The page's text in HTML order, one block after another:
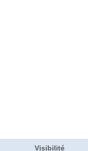
Visibilité